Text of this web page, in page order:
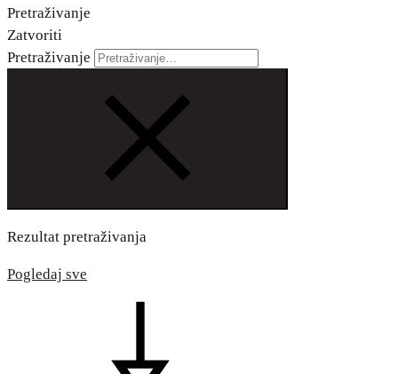
Pretraživanje
Zatvoriti
Pretraživanje
Rezultat pretraživanja
Pogledaj sve